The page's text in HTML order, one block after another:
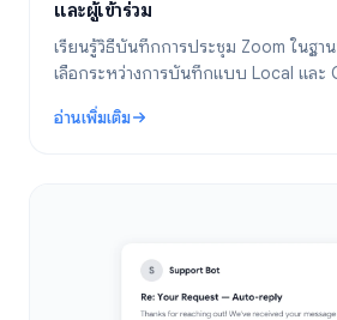
และผู้เข้าร่วม
เรียนรู้วิธีบันทึกการประชุม Zoom ในฐาน
เลือกระหว่างการบันทึกแบบ Local และ
อ่านเพิ่มเติม
: วิธีบันทึกการประชุม Zoom: คู่มือทีละขั้นต